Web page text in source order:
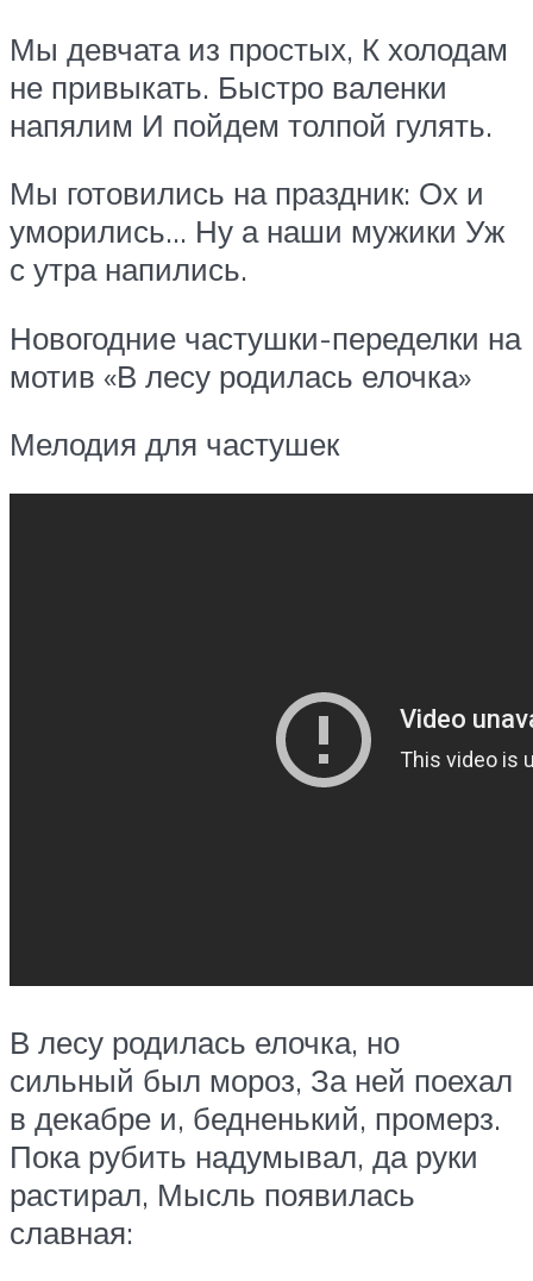
Мы девчата из простых, К холодам
не привыкать. Быстро валенки
напялим И пойдем толпой гулять.
Мы готовились на праздник: Ох и
уморились… Ну а наши мужики Уж
с утра напились.
Новогодние частушки-переделки на
мотив «В лесу родилась елочка»
Мелодия для частушек
В лесу родилась елочка, но
сильный был мороз, За ней поехал
в декабре и, бедненький, промерз.
Пока рубить надумывал, да руки
растирал, Мысль появилась
славная: